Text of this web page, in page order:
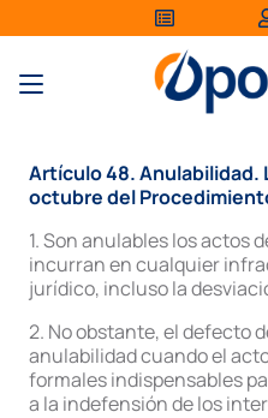
Artículo 48. Anulabilidad.
octubre del
1. Son anulables los actos
incurran en cualquier
jurídico, incluso la
2. No obstante, el defecto
anulabilidad cuando el
formales indispensables
a la indefensión de los